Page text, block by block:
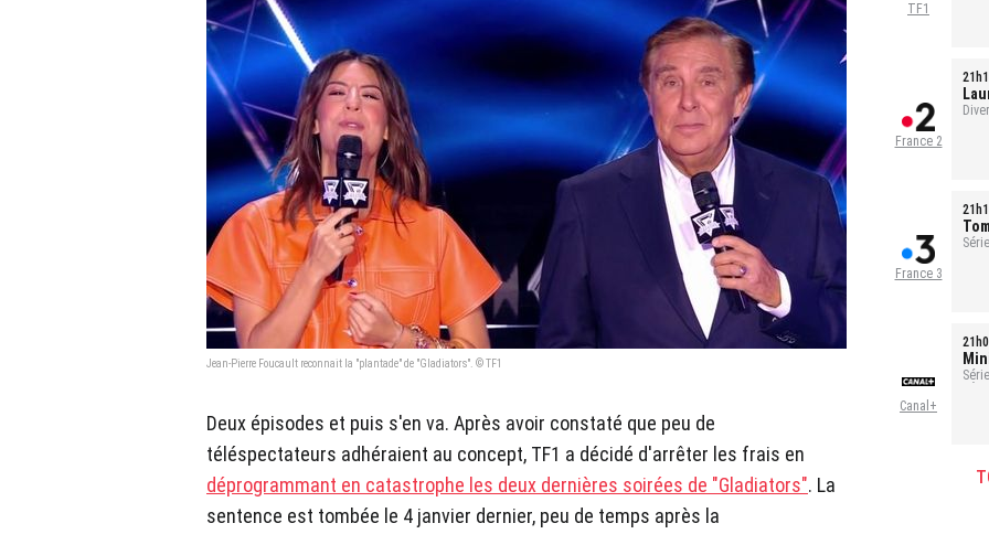
Jean-Pierre Foucault reconnait la "plantade" de "Gladiators". © TF1
Deux épisodes et puis s'en va. Après avoir constaté que peu de
téléspectateurs adhéraient au concept, TF1 a décidé d'arrêter les frais en
déprogrammant en catastrophe les deux dernières soirées de "Gladiators". La
sentence est tombée le 4 janvier dernier, peu de temps après la
TF1
France 2
France 3
Canal+